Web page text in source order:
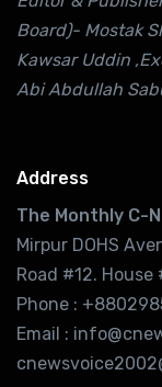
Board)- Mostak
Kawsar Uddin
Abi Abdullah
Address
The Monthly C-
Mirpur DOHS
Road #12.
Phone :
Email :